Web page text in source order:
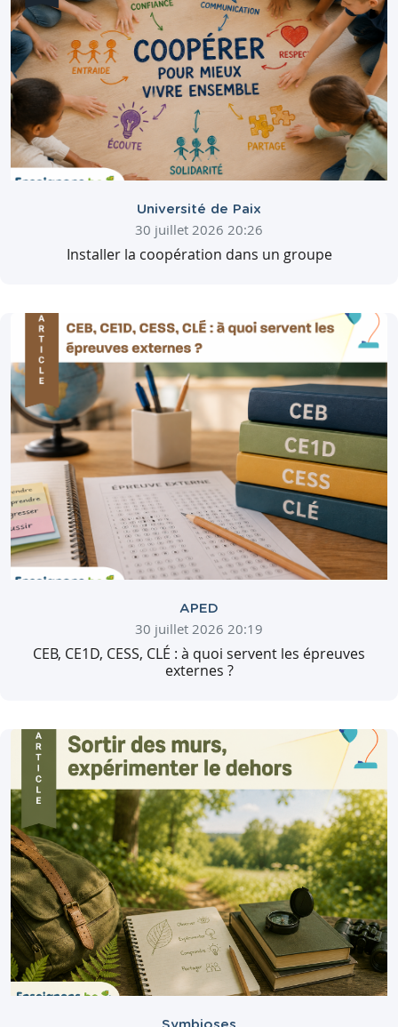
Université de Paix
30 juillet 2026 20:26
Installer la coopération dans un groupe
APED
30 juillet 2026 20:19
CEB, CE1D, CESS, CLÉ : à quoi servent les épreuves
externes ?